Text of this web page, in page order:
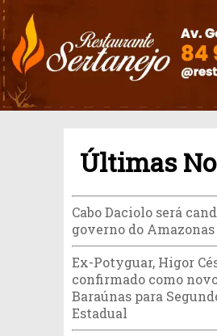
Últimas
Cabo Daciolo será
governo do Amazonas
Ex-Potyguar, Higor
confirmado como
Baraúnas para
Estadual